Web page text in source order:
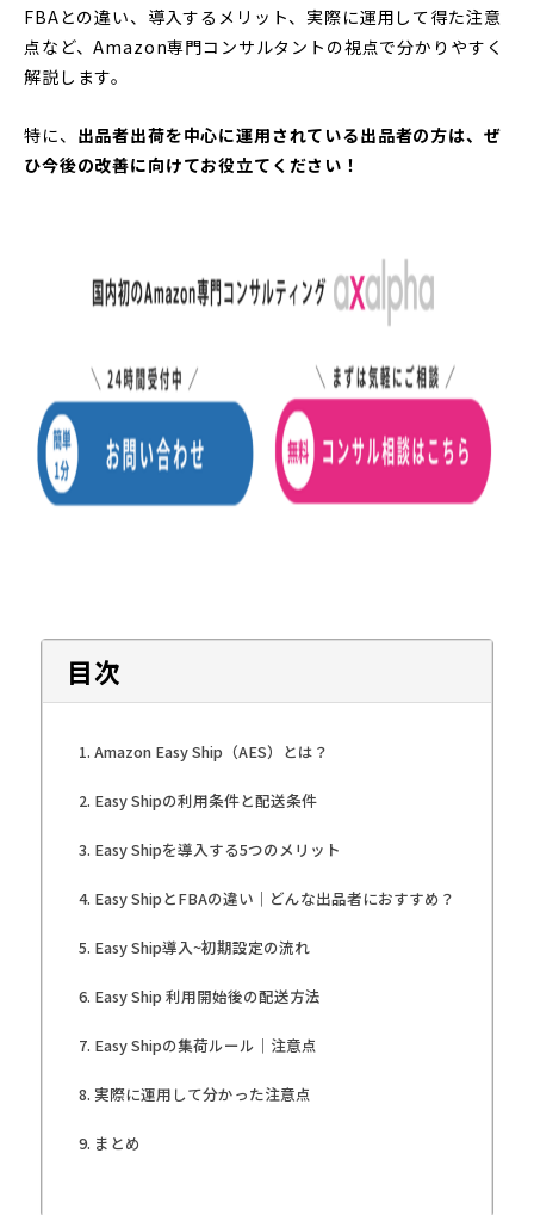
FBAとの違い、導入するメリット、実際に運用して得た注意
点など、Amazon専門コンサルタントの視点で分かりやすく
解説します。
特に、 出品者出荷を中心に運用されている出品者の方は、ぜ
ひ今後の改善に向けてお役立てください！
目次
Amazon Easy Ship（AES）とは？
Easy Shipの利用条件と配送条件
Easy Shipを導入する5つのメリット
Easy ShipとFBAの違い｜どんな出品者におすすめ？
Easy Ship導入~初期設定の流れ
Easy Ship 利用開始後の配送方法
Easy Shipの集荷ルール｜注意点
実際に運用して分かった注意点
まとめ